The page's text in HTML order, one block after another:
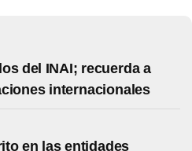
del INAI; recuerda a
internacionales
en las entidades